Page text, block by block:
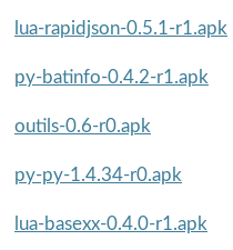
lua-rapidjson-0.5.1-r1.apk
py-batinfo-0.4.2-r1.apk
outils-0.6-r0.apk
py-py-1.4.34-r0.apk
lua-basexx-0.4.0-r1.apk